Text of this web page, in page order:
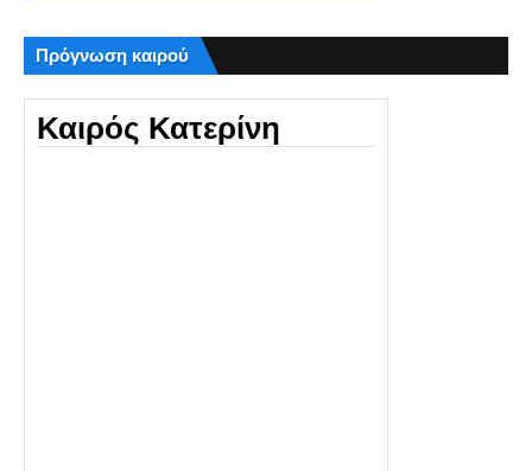
Πρόγνωση καιρού
Καιρός Κατερίνη